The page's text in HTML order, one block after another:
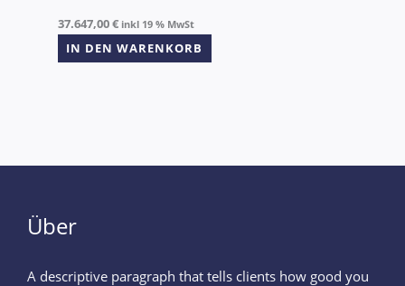
37.647,00€ inkl 19 % MwSt
IN DEN WARENKORB
Über
A descriptive paragraph that tells clients how good you